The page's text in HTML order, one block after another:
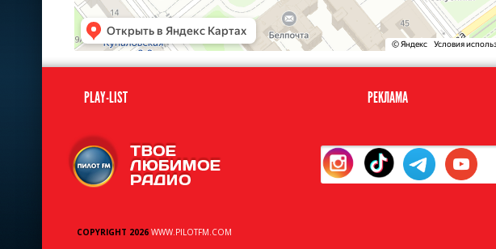
PLAY-LIST РЕКЛАМА
COPYRIGHT 2026 WWW.PILOTFM.COM